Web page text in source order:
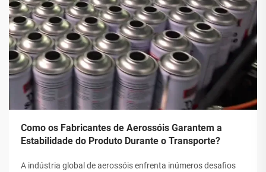
Como os Fabricantes de Aerossóis Garantem a
Estabilidade do Produto Durante o Transporte?
A indústria global de aerossóis enfrenta inúmeros desafios